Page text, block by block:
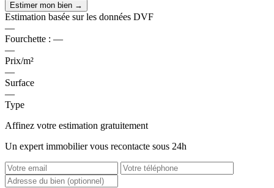
Estimer mon bien →
Estimation basée sur les données DVF
—
Fourchette : —
—
Prix/m²
—
Surface
—
Type
Affinez votre estimation gratuitement
Un expert immobilier vous recontacte sous 24h